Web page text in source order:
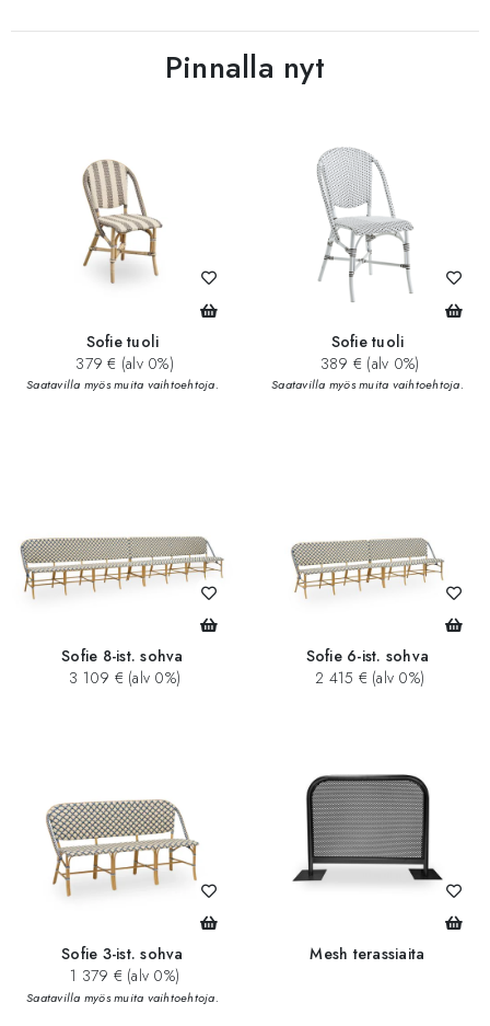
Pinnalla nyt
Sofie tuoli
379 € (alv 0%)
Saatavilla myös muita vaihtoehtoja.
Sofie tuoli
389 € (alv 0%)
Saatavilla myös muita vaihtoehtoja.
Sofie 8-ist. sohva
3 109 € (alv 0%)
Sofie 6-ist. sohva
2 415 € (alv 0%)
Sofie 3-ist. sohva
1 379 € (alv 0%)
Saatavilla myös muita vaihtoehtoja.
Mesh terassiaita